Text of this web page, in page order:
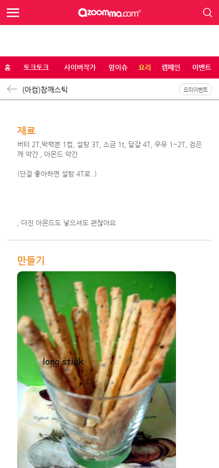
홈 토크토크 사이버작가 맘이슈 요리 캠페인 이벤트
(아컴)참깨스틱 요리이벤트
재료
버터 2T,박력분 1컵, 설탕 3T, 소금 1t, 달걀 4T, 우유 1~2T, 검은
깨 약간 , 아몬드 약간
(단걸 좋아하면 설탕 4T로..)
, 다진 아몬드도 넣으셔도 괜찮아요
만들기